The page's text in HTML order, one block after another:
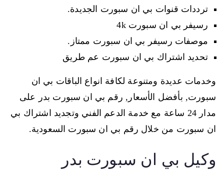
ترددات قنوات بي ان سبورت الجديدة.
رسيفر بي ان سبورت 4k
موصفات رسيفر بي ان سبورت ممتاز.
تحديد اشتراك بي ان سبورت عم طريق
وخدمات عديدة ومتنوعة لكافة انواع الباقات بي ان
سبورت, بأفضل الأسعار, رقم بي ان سبورت بدر على
مدار 24 ساعة مع خدمة الدعم الفني وتجديد اشتراك بي
ان سبورت من خلال رقم بي ان سبورت السعودية.
وكيل بي ان سبورت بدر